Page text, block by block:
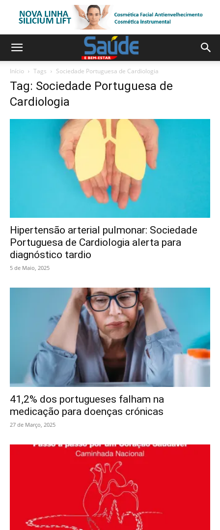
Início Tags Sociedade Portuguesa de Cardiologia
Tag: Sociedade Portuguesa de
Cardiologia
Hipertensão arterial pulmonar: Sociedade
Portuguesa de Cardiologia alerta para
diagnóstico tardio
5 de Maio, 2025
41,2% dos portugueses falham na
medicação para doenças crónicas
27 de Março, 2025